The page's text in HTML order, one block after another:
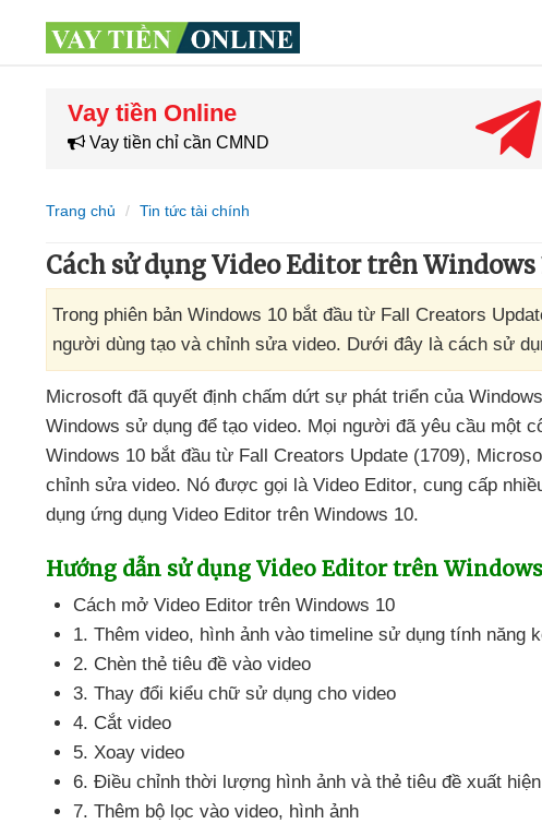
Vay tiền Online
Vay tiền chỉ cần CMND
Trang chủ Tin tức tài chính
Cách sử dụng Video Editor trên Windows
Trong phiên bản Windows 10 bắt đầu từ Fall Creators
người dùng tạo và chỉnh sửa video. Dưới đây là cách sử
Microsoft đã quyết định chấm dứt sự phát triển của
Windows sử dụng để tạo video. Mọi người đã yêu cầu một
Windows 10 bắt đầu từ Fall Creators Update (1709),
chỉnh sửa video. Nó được gọi là Video Editor, cung cấp
dụng ứng dụng Video Editor trên Windows 10.
Hướng dẫn sử dụng Video Editor trên
Cách mở Video Editor trên Windows 10
1. Thêm video, hình ảnh vào timeline sử dụng tính năng
2. Chèn thẻ tiêu đề vào video
3. Thay đổi kiểu chữ sử dụng cho video
4. Cắt video
5. Xoay video
6. Điều chỉnh thời lượng hình ảnh và thẻ tiêu đề xuất
7. Thêm bộ lọc vào video, hình ảnh